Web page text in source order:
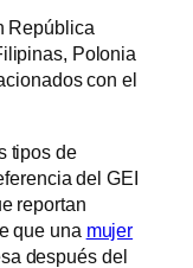
República
Polonia
con el
tipos de
del GEI
reportan
que una mujer
después del